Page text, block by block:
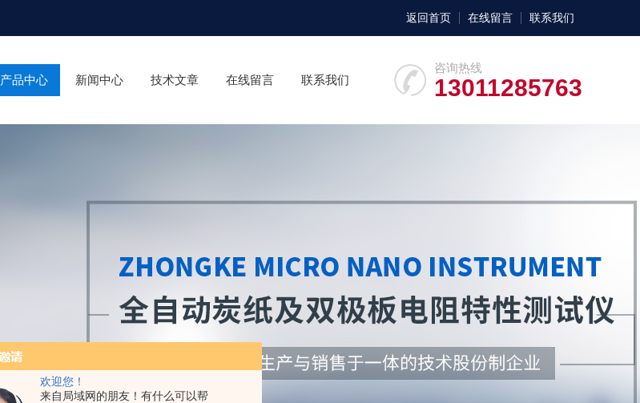
欢迎您！
来自局域网的朋友！有什么可以帮
返回首页 在线留言 联系我们
咨询热线
13011285763
产品中心 新闻中心 技术文章 在线留言 联系我们